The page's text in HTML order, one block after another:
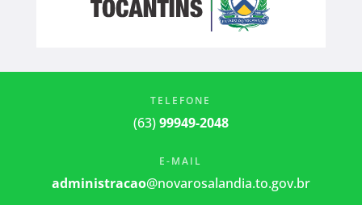
TELEFONE
(63)99949-2048
E-MAIL
administracao@novarosalandia.to.gov.br